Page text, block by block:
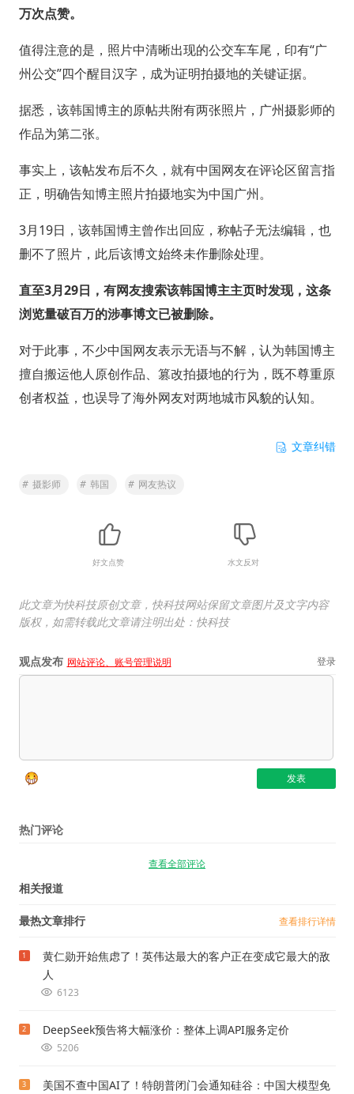
万次点赞。
值得注意的是，照片中清晰出现的公交车车尾，印有“广
州公交”四个醒目汉字，成为证明拍摄地的关键证据。
据悉，该韩国博主的原帖共附有两张照片，广州摄影师的
作品为第二张。
事实上，该帖发布后不久，就有中国网友在评论区留言指
正，明确告知博主照片拍摄地实为中国广州。
3月19日，该韩国博主曾作出回应，称帖子无法编辑，也
删不了照片，此后该博文始终未作删除处理。
直至3月29日，有网友搜索该韩国博主主页时发现，这条
浏览量破百万的涉事博文已被删除。
对于此事，不少中国网友表示无语与不解，认为韩国博主
擅自搬运他人原创作品、篡改拍摄地的行为，既不尊重原
创者权益，也误导了海外网友对两地城市风貌的认知。
文章纠错
# 摄影师 # 韩国 # 网友热议
好文点赞 水文反对
此文章为快科技原创文章，快科技网站保留文章图片及文字内容
版权，如需转载此文章请注明出处：快科技
观点发布 网站评论、账号管理说明 登录
热门评论
查看全部评论
相关报道
最热文章排行 查看排行详情
1
黄仁勋开始焦虑了！英伟达最大的客户正在变成它最大的敌
人
6123
2 DeepSeek预告将大幅涨价：整体上调API服务定价
5206
3
美国不查中国AI了！特朗普闭门会通知硅谷：中国大模型免